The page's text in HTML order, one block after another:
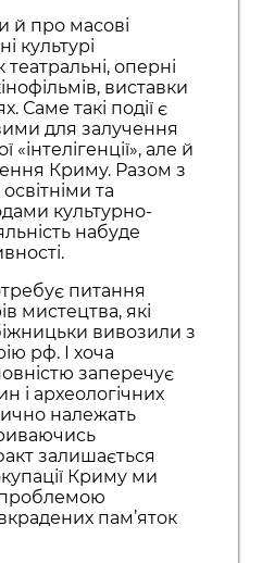
й про масові
культурі
театральні, оперні
виставки
Саме такі події є
для залучення
але й
Криму. Разом з
та
культурно-
набуде
питання
мистецтва, які
вивозили з
рф. І хоча
заперечує
і археологічних
належать
залишається
Криму ми
проблемою
пам’яток